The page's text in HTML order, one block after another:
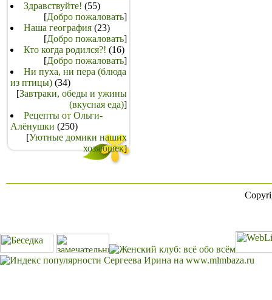
Здравствуйте! (55)
[Добро пожаловать]
Наша география (23)
[Добро пожаловать]
Кто когда родился?! (16)
[Добро пожаловать]
Ни пуха, ни пера (блюда
из птицы) (34)
[Завтраки, обеды и ужины
(вкусная еда)]
Рецепты от Ольги-
Алёнушки (250)
[Уютные домики наших
хозяюшек]